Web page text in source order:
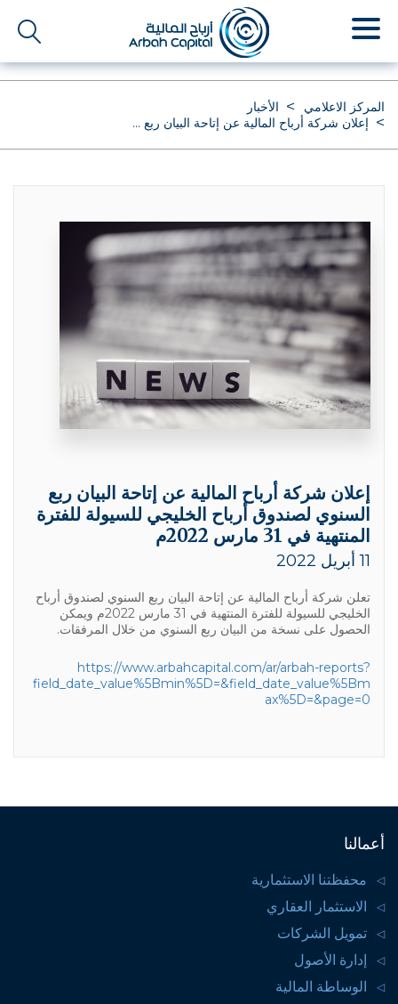
إلى
المحتوى
الرئيسي
المركز الاعلامي
الأخبار
إعلان شركة أرباح المالية عن إتاحة البيان ربع ...
إعلان شركة أرباح المالية عن إتاحة البيان ربع
السنوي لصندوق أرباح الخليجي للسيولة للفترة
المنتهية في 31 مارس 2022م
11 أبريل 2022
تعلن شركة أرباح المالية عن إتاحة البيان ربع السنوي لصندوق أرباح
الخليجي للسيولة للفترة المنتهية في 31 مارس 2022م ويمكن
الحصول على نسخة من البيان ربع السنوي من خلال المرفقات.
https://www.arbahcapital.com/ar/arbah-reports?
field_date_value%5Bmin%5D=&field_date_value%5Bm
ax%5D=&page=0
أعمالنا
محفظتنا الاستثمارية
الاستثمار العقاري
تمويل الشركات
إدارة الأصول
الوساطة المالية